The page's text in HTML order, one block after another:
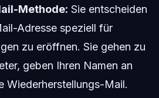
Methode: Sie entscheiden
Adresse speziell für
zu eröffnen. Sie gehen zu
geben Ihren Namen an
Wiederherstellungs-Mail.